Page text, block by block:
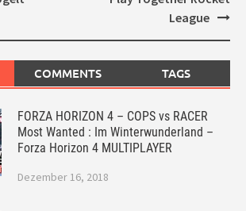
League
COMMENTS TAGS
FORZA HORIZON 4 – COPS vs RACER
Most Wanted : Im Winterwunderland –
Forza Horizon 4 MULTIPLAYER
Dezember 16, 2018